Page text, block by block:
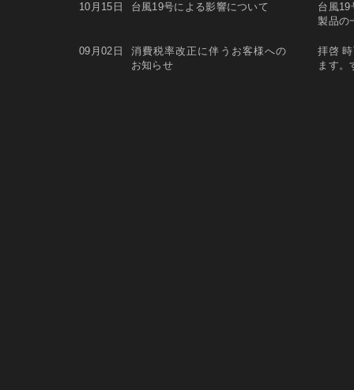
10月15日 台風19号による影響について
台風19
製品の
09月02日
消費税率改正に伴うお客様への
お知らせ
拝啓
ます。